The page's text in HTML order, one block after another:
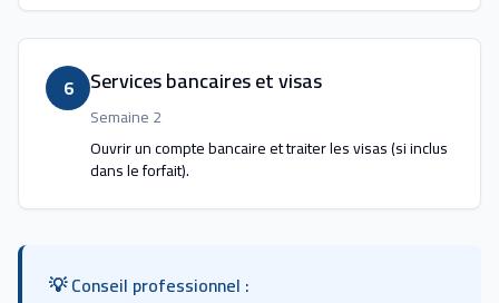
6 Services bancaires et visas
Semaine 2
Ouvrir un compte bancaire et traiter les visas (si inclus
dans le forfait).
💡 Conseil professionnel :